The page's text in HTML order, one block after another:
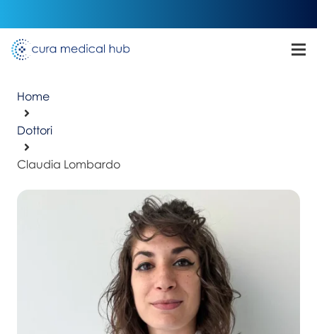
Home
Dottori
Claudia Lombardo